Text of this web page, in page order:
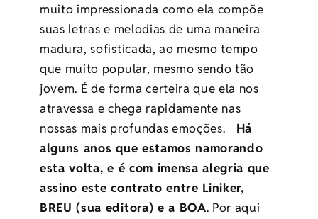
muito impressionada como ela compõe
suas letras e melodias de uma maneira
madura, sofisticada, ao mesmo tempo
que muito popular, mesmo sendo tão
jovem. É de forma certeira que ela nos
atravessa e chega rapidamente nas
nossas mais profundas emoções.
Há
alguns anos que estamos namorando
esta volta, e é com imensa alegria que
assino este contrato entre Liniker,
BREU (sua editora) e a BOA. Por aqui